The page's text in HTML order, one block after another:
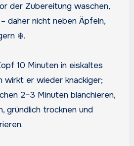
der Zubereitung waschen,
daher nicht neben Äpfeln,
❄️.
10 Minuten in eiskaltes
wirkt er wieder knackiger;
2–3 Minuten blanchieren,
gründlich trocknen und